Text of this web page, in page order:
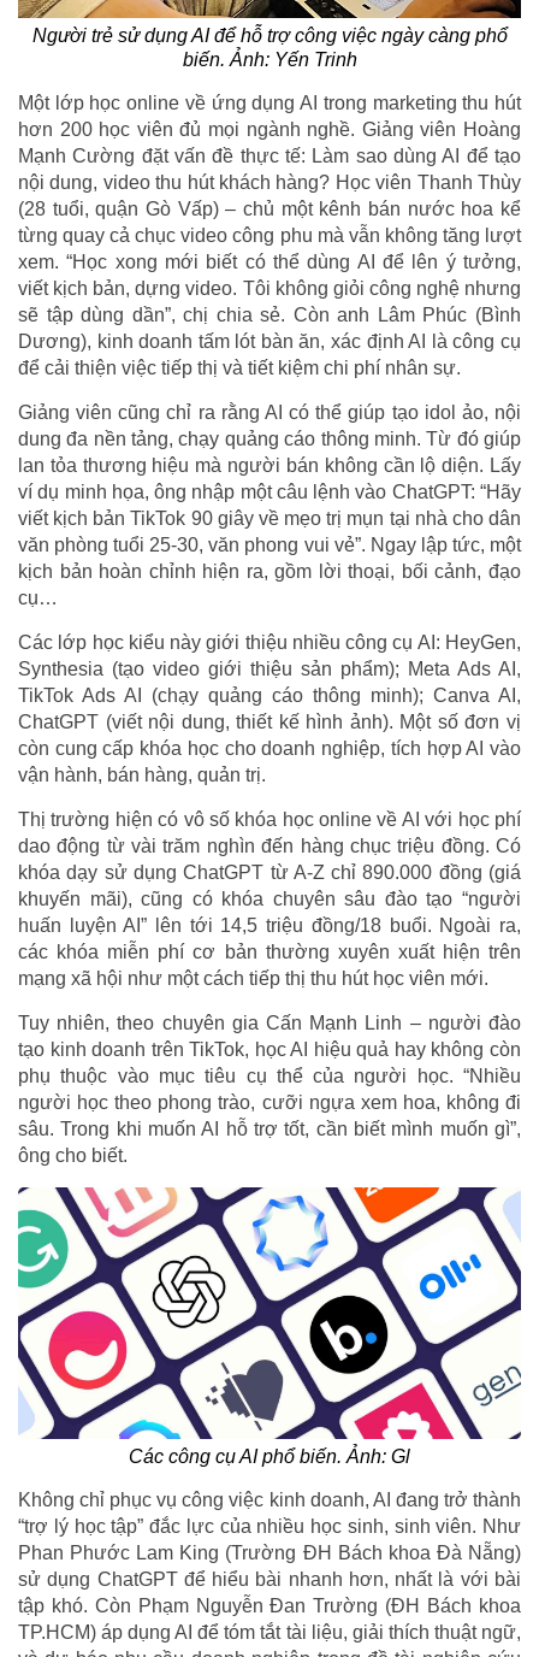
Người trẻ sử dụng AI để hỗ trợ công việc ngày càng phổ
biến. Ảnh: Yến Trinh
Một lớp học online về ứng dụng AI trong marketing thu hút
hơn 200 học viên đủ mọi ngành nghề. Giảng viên Hoàng
Mạnh Cường đặt vấn đề thực tế: Làm sao dùng AI để tạo
nội dung, video thu hút khách hàng? Học viên Thanh Thùy
(28 tuổi, quận Gò Vấp) – chủ một kênh bán nước hoa kể
từng quay cả chục video công phu mà vẫn không tăng lượt
xem. “Học xong mới biết có thể dùng AI để lên ý tưởng,
viết kịch bản, dựng video. Tôi không giỏi công nghệ nhưng
sẽ tập dùng dần”, chị chia sẻ. Còn anh Lâm Phúc (Bình
Dương), kinh doanh tấm lót bàn ăn, xác định AI là công cụ
để cải thiện việc tiếp thị và tiết kiệm chi phí nhân sự.
Giảng viên cũng chỉ ra rằng AI có thể giúp tạo idol ảo, nội
dung đa nền tảng, chạy quảng cáo thông minh. Từ đó giúp
lan tỏa thương hiệu mà người bán không cần lộ diện. Lấy
ví dụ minh họa, ông nhập một câu lệnh vào ChatGPT: “Hãy
viết kịch bản TikTok 90 giây về mẹo trị mụn tại nhà cho dân
văn phòng tuổi 25-30, văn phong vui vẻ”. Ngay lập tức, một
kịch bản hoàn chỉnh hiện ra, gồm lời thoại, bối cảnh, đạo
cụ…
Các lớp học kiểu này giới thiệu nhiều công cụ AI: HeyGen,
Synthesia (tạo video giới thiệu sản phẩm); Meta Ads AI,
TikTok Ads AI (chạy quảng cáo thông minh); Canva AI,
ChatGPT (viết nội dung, thiết kế hình ảnh). Một số đơn vị
còn cung cấp khóa học cho doanh nghiệp, tích hợp AI vào
vận hành, bán hàng, quản trị.
Thị trường hiện có vô số khóa học online về AI với học phí
dao động từ vài trăm nghìn đến hàng chục triệu đồng. Có
khóa dạy sử dụng ChatGPT từ A-Z chỉ 890.000 đồng (giá
khuyến mãi), cũng có khóa chuyên sâu đào tạo “người
huấn luyện AI” lên tới 14,5 triệu đồng/18 buổi. Ngoài ra,
các khóa miễn phí cơ bản thường xuyên xuất hiện trên
mạng xã hội như một cách tiếp thị thu hút học viên mới.
Tuy nhiên, theo chuyên gia Cấn Mạnh Linh – người đào
tạo kinh doanh trên TikTok, học AI hiệu quả hay không còn
phụ thuộc vào mục tiêu cụ thể của người học. “Nhiều
người học theo phong trào, cưỡi ngựa xem hoa, không đi
sâu. Trong khi muốn AI hỗ trợ tốt, cần biết mình muốn gì”,
ông cho biết.
Các công cụ AI phổ biến. Ảnh: Gl
Không chỉ phục vụ công việc kinh doanh, AI đang trở thành
“trợ lý học tập” đắc lực của nhiều học sinh, sinh viên. Như
Phan Phước Lam King (Trường ĐH Bách khoa Đà Nẵng)
sử dụng ChatGPT để hiểu bài nhanh hơn, nhất là với bài
tập khó. Còn Phạm Nguyễn Đan Trường (ĐH Bách khoa
TP.HCM) áp dụng AI để tóm tắt tài liệu, giải thích thuật ngữ,